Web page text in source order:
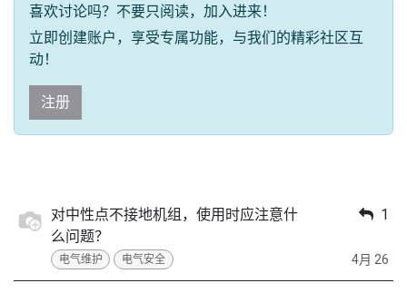
喜欢讨论吗？不要只阅读，加入进来！
立即创建账户，享受专属功能，与我们的精彩社区互
动！
注册
对中性点不接地机组，使用时应注意什
么问题？
电气维护 电气安全
1
4月 26